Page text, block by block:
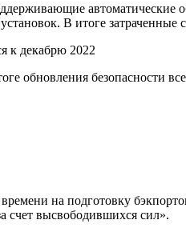
В итоге
обновления безопасности
на подготовку
счет высвободившихся сил».